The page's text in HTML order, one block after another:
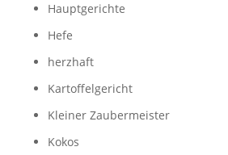
Hauptgerichte
Hefe
herzhaft
Kartoffelgericht
Kleiner Zaubermeister
Kokos